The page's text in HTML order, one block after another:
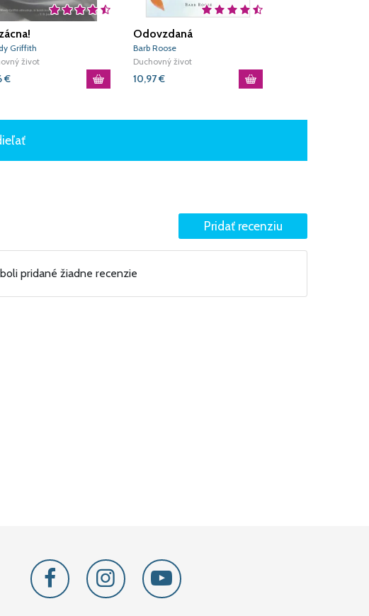
Griffith
život
€
Odovzdaná
Barb Roose
Duchovný život
10,97€
pridané žiadne recenzie